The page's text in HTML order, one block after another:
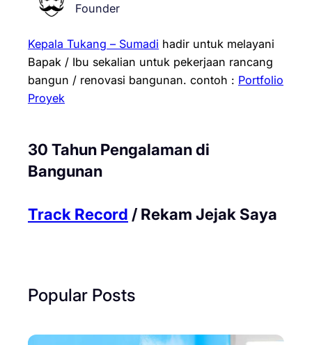
Founder
Kepala Tukang – Sumadi hadir untuk melayani
Bapak / Ibu sekalian untuk pekerjaan rancang
bangun / renovasi bangunan. contoh : Portfolio
Proyek
30 Tahun Pengalaman di
Bangunan
Track Record / Rekam Jejak Saya
Popular Posts